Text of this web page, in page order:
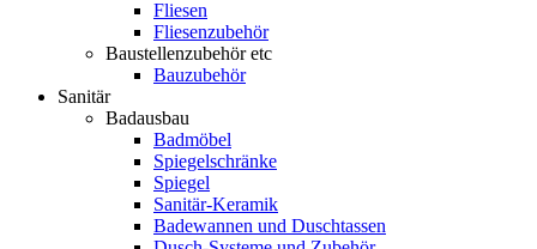
Fliesen
Fliesenzubehör
Baustellenzubehör etc
Bauzubehör
Sanitär
Badausbau
Badmöbel
Spiegelschränke
Spiegel
Sanitär-Keramik
Badewannen und Duschtassen